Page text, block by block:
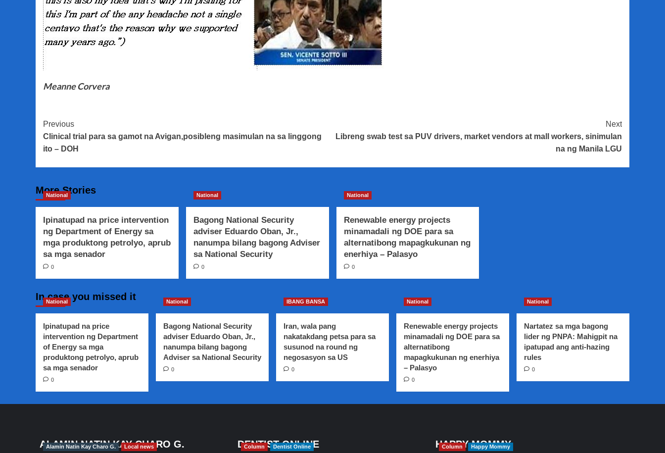
Meanne Corvera
Post
Navigation
Previous
Clinical trial para sa gamot na Avigan,posibleng masimulan na sa linggong
ito – DOH
Next
Libreng swab test sa PUV drivers, market vendors at mall workers, sinimulan
na ng Manila LGU
More Stories
National
Ipinatupad na price intervention
ng Department of Energy sa
mga produktong petrolyo, aprub
sa mga senador
0
National
Bagong National Security
adviser Eduardo Oban, Jr.,
nanumpa bilang bagong Adviser
sa National Security
0
National
Renewable energy projects
minamadali ng DOE para sa
alternatibong mapagkukunan ng
enerhiya – Palasyo
0
In case you missed it
National
Ipinatupad na price
intervention ng Department
of Energy sa mga
produktong petrolyo, aprub
sa mga senador
0
National
Bagong National Security
adviser Eduardo Oban, Jr.,
nanumpa bilang bagong
Adviser sa National Security
0
IBANG BANSA
Iran, wala pang
nakatakdang petsa para sa
susunod na round ng
negosasyon sa US
0
National
Renewable energy projects
minamadali ng DOE para sa
alternatibong
mapagkukunan ng enerhiya
– Palasyo
0
National
Nartatez sa mga bagong
lider ng PNPA: Mahigpit na
ipatupad ang anti-hazing
rules
0
ALAMIN NATIN KAY CHARO G.
Alamin Natin Kay Charo G. Local news DENTIST ONLINE
Column Dentist Online HAPPY MOMMY
Column Happy Mommy